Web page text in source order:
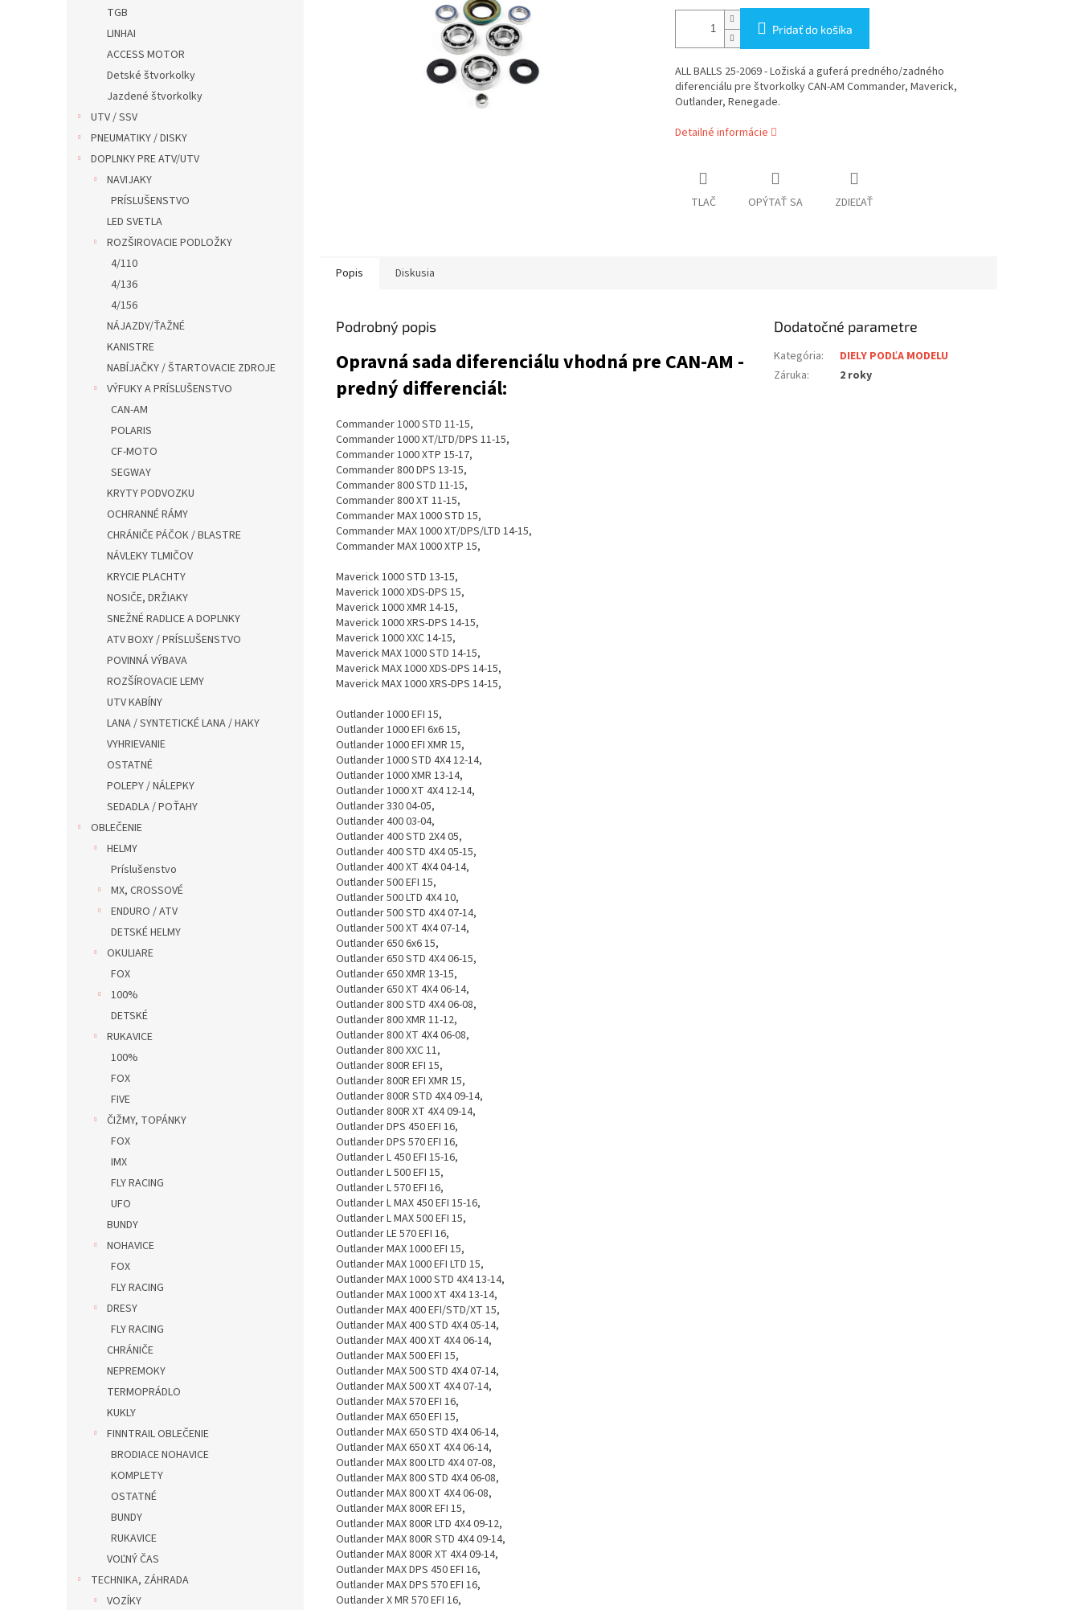
TGB
LINHAI
ACCESS MOTOR
Detské štvorkolky
Jazdené štvorkolky
UTV / SSV
PNEUMATIKY / DISKY
DOPLNKY PRE ATV/UTV
NAVIJAKY
PRÍSLUŠENSTVO
LED SVETLA
ROZŠIROVACIE PODLOŽKY
4/110
4/136
4/156
NÁJAZDY/ŤAŽNÉ
KANISTRE
NABÍJAČKY / ŠTARTOVACIE ZDROJE
VÝFUKY A PRÍSLUŠENSTVO
CAN-AM
POLARIS
CF-MOTO
SEGWAY
KRYTY PODVOZKU
OCHRANNÉ RÁMY
CHRÁNIČE PÁČOK / BLASTRE
NÁVLEKY TLMIČOV
KRYCIE PLACHTY
NOSIČE, DRŽIAKY
SNEŽNÉ RADLICE A DOPLNKY
ATV BOXY / PRÍSLUŠENSTVO
POVINNÁ VÝBAVA
ROZŠÍROVACIE LEMY
UTV KABÍNY
LANA / SYNTETICKÉ LANA / HAKY
VYHRIEVANIE
OSTATNÉ
POLEPY / NÁLEPKY
SEDADLA / POŤAHY
OBLEČENIE
HELMY
Príslušenstvo
MX, CROSSOVÉ
ENDURO / ATV
DETSKÉ HELMY
OKULIARE
FOX
100%
DETSKÉ
RUKAVICE
100%
FOX
FIVE
ČIŽMY, TOPÁNKY
FOX
IMX
FLY RACING
UFO
BUNDY
NOHAVICE
FOX
FLY RACING
DRESY
FLY RACING
CHRÁNIČE
NEPREMOKY
TERMOPRÁDLO
KUKLY
FINNTRAIL OBLEČENIE
BRODIACE NOHAVICE
KOMPLETY
OSTATNÉ
BUNDY
RUKAVICE
VOĽNÝ ČAS
TECHNIKA, ZÁHRADA
VOZÍKY
Pridať do košíka
ALL BALLS 25-2069 - Ložiská a guferá predného/zadného
diferenciálu pre štvorkolky CAN-AM Commander, Maverick,
Outlander, Renegade.
Detailné informácie
TLAČ OPÝTAŤ SA ZDIEĽAŤ
Popis Diskusia
Podrobný popis
Opravná sada diferenciálu vhodná pre CAN-AM -
predný differenciál:
Commander 1000 STD 11-15,
Commander 1000 XT/LTD/DPS 11-15,
Commander 1000 XTP 15-17,
Commander 800 DPS 13-15,
Commander 800 STD 11-15,
Commander 800 XT 11-15,
Commander MAX 1000 STD 15,
Commander MAX 1000 XT/DPS/LTD 14-15,
Commander MAX 1000 XTP 15,
Maverick 1000 STD 13-15,
Maverick 1000 XDS-DPS 15,
Maverick 1000 XMR 14-15,
Maverick 1000 XRS-DPS 14-15,
Maverick 1000 XXC 14-15,
Maverick MAX 1000 STD 14-15,
Maverick MAX 1000 XDS-DPS 14-15,
Maverick MAX 1000 XRS-DPS 14-15,
Outlander 1000 EFI 15,
Outlander 1000 EFI 6x6 15,
Outlander 1000 EFI XMR 15,
Outlander 1000 STD 4X4 12-14,
Outlander 1000 XMR 13-14,
Outlander 1000 XT 4X4 12-14,
Outlander 330 04-05,
Outlander 400 03-04,
Outlander 400 STD 2X4 05,
Outlander 400 STD 4X4 05-15,
Outlander 400 XT 4X4 04-14,
Outlander 500 EFI 15,
Outlander 500 LTD 4X4 10,
Outlander 500 STD 4X4 07-14,
Outlander 500 XT 4X4 07-14,
Outlander 650 6x6 15,
Outlander 650 STD 4X4 06-15,
Outlander 650 XMR 13-15,
Outlander 650 XT 4X4 06-14,
Outlander 800 STD 4X4 06-08,
Outlander 800 XMR 11-12,
Outlander 800 XT 4X4 06-08,
Outlander 800 XXC 11,
Outlander 800R EFI 15,
Outlander 800R EFI XMR 15,
Outlander 800R STD 4X4 09-14,
Outlander 800R XT 4X4 09-14,
Outlander DPS 450 EFI 16,
Outlander DPS 570 EFI 16,
Outlander L 450 EFI 15-16,
Outlander L 500 EFI 15,
Outlander L 570 EFI 16,
Outlander L MAX 450 EFI 15-16,
Outlander L MAX 500 EFI 15,
Outlander LE 570 EFI 16,
Outlander MAX 1000 EFI 15,
Outlander MAX 1000 EFI LTD 15,
Outlander MAX 1000 STD 4X4 13-14,
Outlander MAX 1000 XT 4X4 13-14,
Outlander MAX 400 EFI/STD/XT 15,
Outlander MAX 400 STD 4X4 05-14,
Outlander MAX 400 XT 4X4 06-14,
Outlander MAX 500 EFI 15,
Outlander MAX 500 STD 4X4 07-14,
Outlander MAX 500 XT 4X4 07-14,
Outlander MAX 570 EFI 16,
Outlander MAX 650 EFI 15,
Outlander MAX 650 STD 4X4 06-14,
Outlander MAX 650 XT 4X4 06-14,
Outlander MAX 800 LTD 4X4 07-08,
Outlander MAX 800 STD 4X4 06-08,
Outlander MAX 800 XT 4X4 06-08,
Outlander MAX 800R EFI 15,
Outlander MAX 800R LTD 4X4 09-12,
Outlander MAX 800R STD 4X4 09-14,
Outlander MAX 800R XT 4X4 09-14,
Outlander MAX DPS 450 EFI 16,
Outlander MAX DPS 570 EFI 16,
Outlander X MR 570 EFI 16,
Dodatočné parametre
Kategória:
DIELY PODĽA MODELU
Záruka: 2 roky